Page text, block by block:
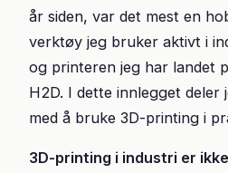
år siden, var det mest en
verktøy jeg bruker aktivt i
og printeren jeg har landet
H2D. I dette innlegget deler
med å bruke 3D-printing i
3D-printing i industri er